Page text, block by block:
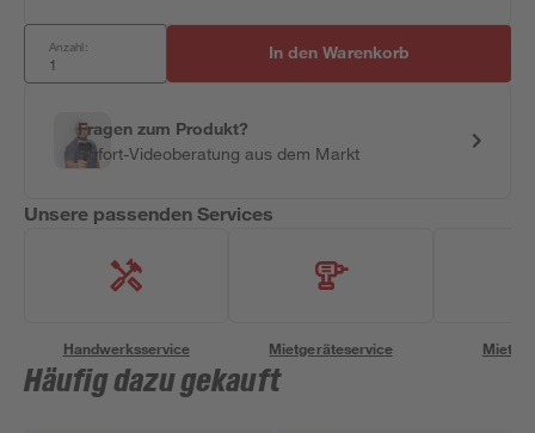
Anzahl: In den Warenkorb
Fragen zum Produkt?
Sofort-Videoberatung aus dem Markt
Unsere passenden Services
Handwerksservice Mietgeräteservice
Häufig dazu gekauft